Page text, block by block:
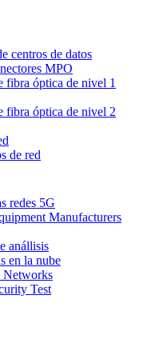
centros de datos
MPO
fibra óptica de nivel 1
fibra óptica de nivel 2
de red
redes 5G
Manufacturers
anállisis
en la nube
Networks
Test